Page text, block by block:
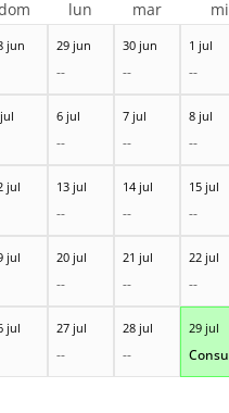
jun 29 jun
--
30 jun
--
1 jul
--
6 jul
--
7 jul
--
8 jul
--
jul 13 jul
--
14 jul
--
15 jul
--
jul 20 jul
--
21 jul
--
22 jul
--
jul 27 jul
--
28 jul
--
29 jul
lun mar